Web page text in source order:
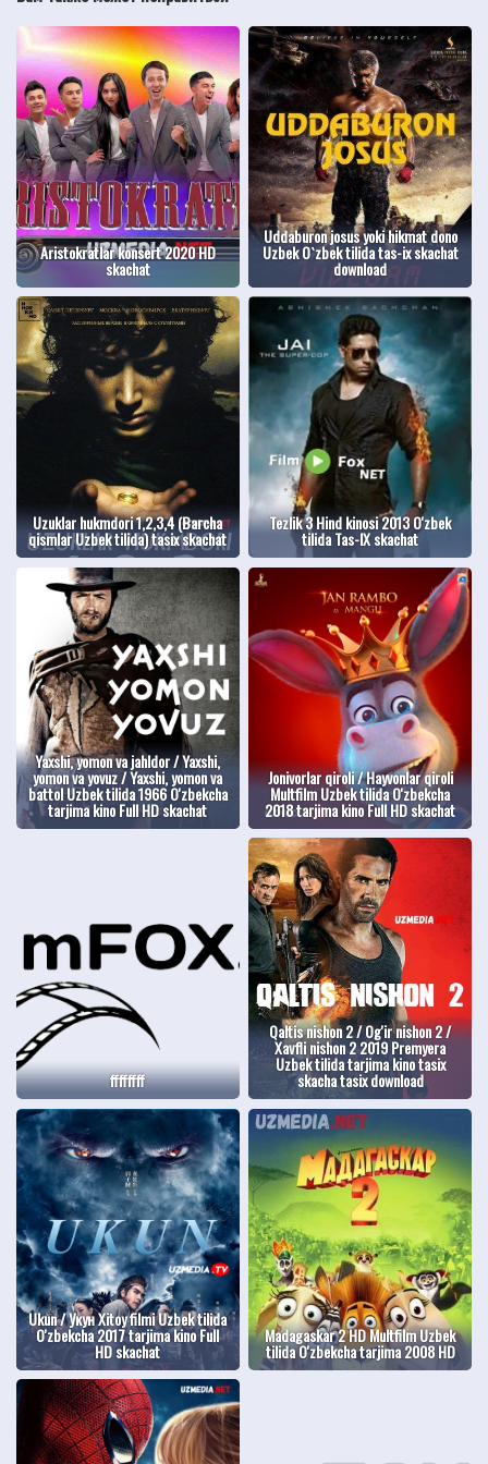
Aristokratlar konsert 2020 HD
skachat
Uddaburon josus yoki hikmat dono
Uzbek O`zbek tilida tas-ix skachat
download
Uzuklar hukmdori 1,2,3,4 (Barcha
qismlar Uzbek tilida) tasix skachat
Tezlik 3 Hind kinosi 2013 O'zbek
tilida Tas-IX skachat
Yaxshi, yomon va jahldor / Yaxshi,
yomon va yovuz / Yaxshi, yomon va
battol Uzbek tilida 1966 O'zbekcha
tarjima kino Full HD skachat
Jonivorlar qiroli / Hayvonlar qiroli
Multfilm Uzbek tilida O'zbekcha
2018 tarjima kino Full HD skachat
ffffffff
Qaltis nishon 2 / Og'ir nishon 2 /
Xavfli nishon 2 2019 Premyera
Uzbek tilida tarjima kino tasix
skacha tasix download
Ukun / Укун Xitoy filmi Uzbek tilida
O'zbekcha 2017 tarjima kino Full
HD skachat
Madagaskar 2 HD Multfilm Uzbek
tilida O'zbekcha tarjima 2008 HD